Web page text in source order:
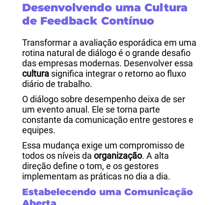
Desenvolvendo uma Cultura
de Feedback Contínuo
Transformar a avaliação esporádica em uma
rotina natural de diálogo é o grande desafio
das empresas modernas. Desenvolver essa
culturasignifica integrar o retorno ao fluxo
diário de trabalho.
O diálogo sobre desempenho deixa de ser
um evento anual. Ele se torna parte
constante da comunicação entre gestores e
equipes.
Essa mudança exige um compromisso de
todos os níveis da organização. A alta
direção define o tom, e os gestores
implementam as práticas no dia a dia.
Estabelecendo uma Comunicação